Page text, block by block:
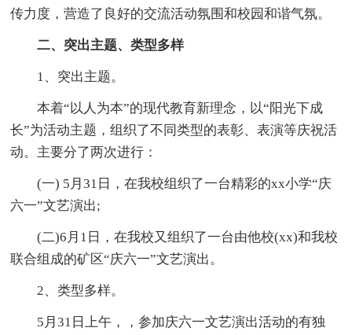
传力度，营造了良好的交流活动氛围和校园和谐气氛。
二、突出主题、类型多样
1、突出主题。
本着“以人为本”的现代教育新理念，以“阳光下成
长”为活动主题，组织了不同类型的表彰、表演等庆祝活
动。主要分了两次进行：
(一) 5月31日，在我校组织了一台精彩的xx小学“庆
六一”文艺演出;
(二)6月1日，在我校又组织了一台由他校(xx)和我校
联合组成的矿区“庆六一”文艺演出。
2、类型多样。
5月31日上午，，参加庆六一文艺演出活动的有独